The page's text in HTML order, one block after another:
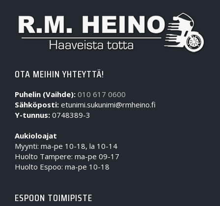
OTA MEIHIN YHTEYTTÄ!
Puhelin (Vaihde): 010 617 0600
Sähköposti: etunimi.sukunimi@rmheino.fi
Y-tunnus: 0748389-3
Aukioloajat
Myynti: ma-pe 10-18, la 10-14
Huolto Tampere: ma-pe 09-17
Huolto Espoo: ma-pe 10-18
ESPOON TOIMIPISTE